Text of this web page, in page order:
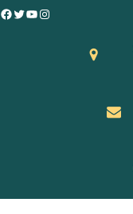
Skip
Facebook
Twitter
YouTube
Instagram